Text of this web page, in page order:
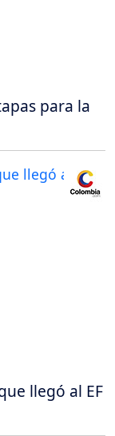
para la
llegó al EF